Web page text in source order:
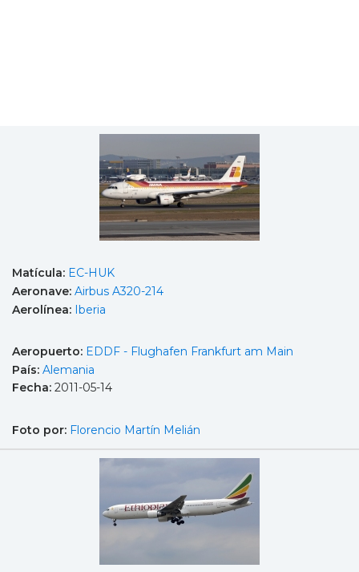
Matícula: EC-HUK
Aeronave: Airbus A320-214
Aerolínea: Iberia
Aeropuerto: EDDF - Flughafen Frankfurt am Main
País: Alemania
Fecha: 2011-05-14
Foto por: Florencio Martín Melián